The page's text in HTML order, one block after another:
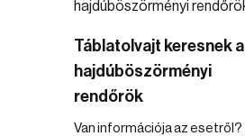
Táblatolvajt keresnek a
hajdúböszörményi
rendőrök
Van információja az esetről?